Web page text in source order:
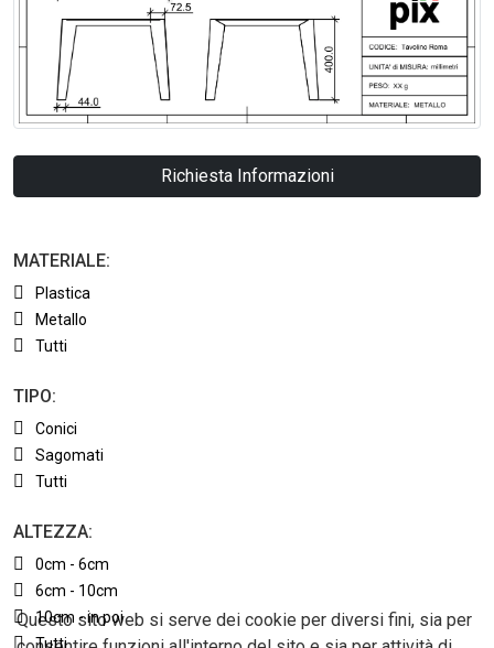
Questo sito web si serve dei cookie per diversi fini, sia per
MATERIALE:
Plastica
Metallo
Tutti
TIPO:
Conici
Sagomati
Tutti
ALTEZZA:
0cm - 6cm
6cm - 10cm
10cm - in poi
Tutti
Richiesta Informazioni